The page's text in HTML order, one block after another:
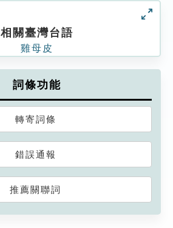
相關臺灣台語
雞母皮
詞條功能
轉寄詞條
錯誤通報
推薦關聯詞